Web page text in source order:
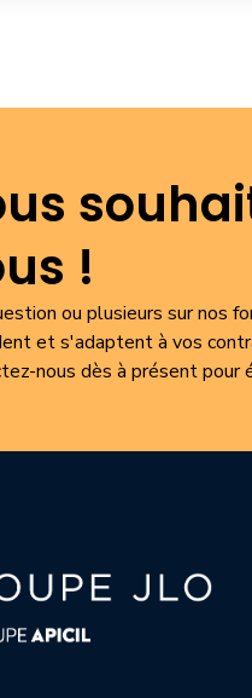
!
ou plusieurs sur nos
et s'adaptent à vos
nous dès à présent pour